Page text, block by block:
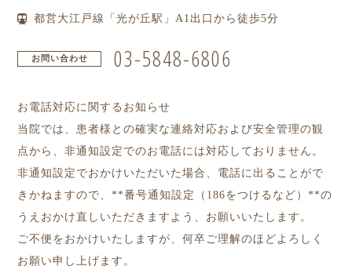
都営大江戸線「光が丘駅」A1出口から徒歩5分
お問い合わせ 03-5848-6806
お電話対応に関するお知らせ
当院では、患者様との確実な連絡対応および安全管理の観
点から、非通知設定でのお電話には対応しておりません。
非通知設定でおかけいただいた場合、電話に出ることがで
きかねますので、**番号通知設定（186をつけるなど）**の
うえおかけ直しいただきますよう、お願いいたします。
ご不便をおかけいたしますが、何卒ご理解のほどよろしく
お願い申し上げます。